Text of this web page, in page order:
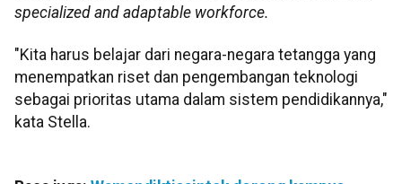
specialized and adaptable workforce.
"Kita harus belajar dari negara-negara tetangga yang
menempatkan riset dan pengembangan teknologi
sebagai prioritas utama dalam sistem pendidikannya,"
kata Stella.